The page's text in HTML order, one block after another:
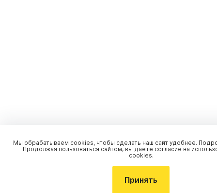
Мы обрабатываем cookies, чтобы сделать наш сайт удобнее.
Продолжая пользоваться сайтом, вы даете согласие на
cookies.
Принять